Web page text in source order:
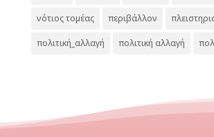
νότιος τομέας περιβάλλον
πολιτική_αλλαγή πολιτική αλλαγή